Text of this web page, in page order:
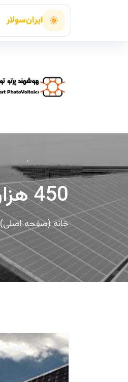
ایران‌سولار
450 هزار شغل با ایجاد 10 هزار مگاوات انرژی تجدیدپذیر
خانه (صفحه اصلی)